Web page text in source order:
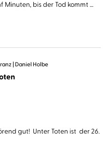
Minuten, bis der Tod kommt …
Daniel Holbe
gut! Unter Toten ist der 26.